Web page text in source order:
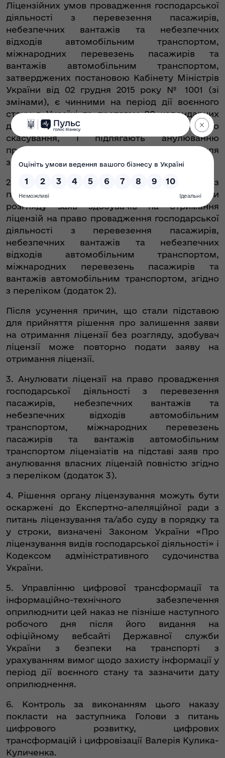
Ліцензійних умов провадження господарської
діяльності з перевезення пасажирів,
небезпечних вантажів та небезпечних
відходів автомобільним транспортом,
міжнародних перевезень пасажирів та
вантажів автомобільним транспортом,
затверджених постановою Кабінету Міністрів
України від 02 грудня 2015 року № 1001 (зі
змінами), є чинними на період дії воєнного
стану в Україні та протягом 90 календарних
днів, наступних за днем його припинення або
скасування, і підлягають анулюванню
протягом 60 календарних днів після
закінчення вказаного строку.
2. Залишити без розгляду заяви згідно з
підставами, встановленими за результатами
розгляду заяв здобувачів на отримання
ліцензій на право провадження господарської
діяльності з перевезення пасажирів,
небезпечних вантажів та небезпечних
відходів автомобільним транспортом,
міжнародних перевезень пасажирів та
вантажів автомобільним транспортом, згідно
з переліком (додаток 2).
Після усунення причин, що стали підставою
для прийняття рішення про залишення заяви
на отримання ліцензії без розгляду, здобувач
ліцензії може повторно подати заяву на
отримання ліцензії.
3. Анулювати ліцензії на право провадження
господарської діяльності з перевезення
пасажирів, небезпечних вантажів та
небезпечних відходів автомобільним
транспортом, міжнародних перевезень
пасажирів та вантажів автомобільним
транспортом ліцензіатів на підставі заяв про
анулювання власних ліцензій повністю згідно
з переліком (додаток 3).
4. Рішення органу ліцензування можуть бути
оскаржені до Експертно-апеляційної ради з
питань ліцензування та/або суду в порядку та
у строки, визначені Законом України «Про
ліцензування видів господарської діяльності» і
Кодексом адміністративного судочинства
України.
5. Управлінню цифрової трансформації та
інформаційно-технічного забезпечення
оприлюднити цей наказ не пізніше наступного
робочого дня після його видання на
офіційному вебсайті Державної служби
України з безпеки на транспорті з
урахуванням вимог щодо захисту інформації у
період дії воєнного стану та зазначити дату
оприлюднення.
6. Контроль за виконанням цього наказу
покласти на заступника Голови з питань
цифрового розвитку, цифрових
трансформацій і цифровізації Валерія Кулика-
Куличенка.